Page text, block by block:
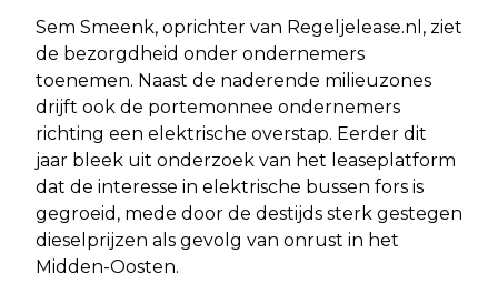
Sem Smeenk, oprichter van Regeljelease.nl, ziet
de bezorgdheid onder ondernemers
toenemen. Naast de naderende milieuzones
drijft ook de portemonnee ondernemers
richting een elektrische overstap. Eerder dit
jaar bleek uit onderzoek van het leaseplatform
dat de interesse in elektrische bussen fors is
gegroeid, mede door de destijds sterk gestegen
dieselprijzen als gevolg van onrust in het
Midden-Oosten.